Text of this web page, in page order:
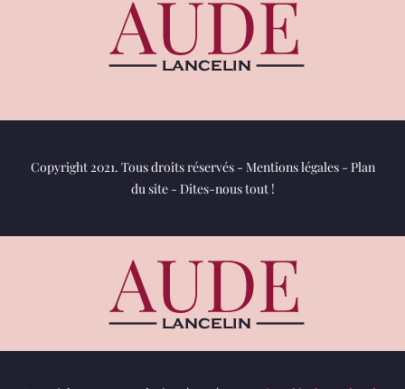
Copyright 2021. Tous droits réservés - Mentions légales- Plan
du site- Dites-nous tout !